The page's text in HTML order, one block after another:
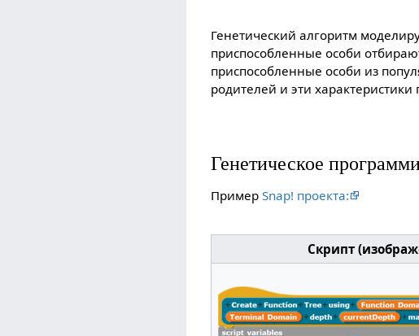
Генетический алгоритм
приспособленные особи
приспособленные особи из
родителей и эти
Генетическое
ПримерSnap! проекта:
Скрипт